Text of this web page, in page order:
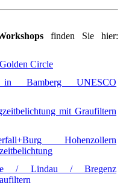
finden Sie hier:
Circle
in Bamberg UNESCO
mit Graufiltern
Hohenzollern
/ Lindau / Bregenz